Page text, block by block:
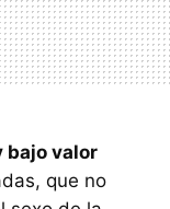
bajo valor
que no